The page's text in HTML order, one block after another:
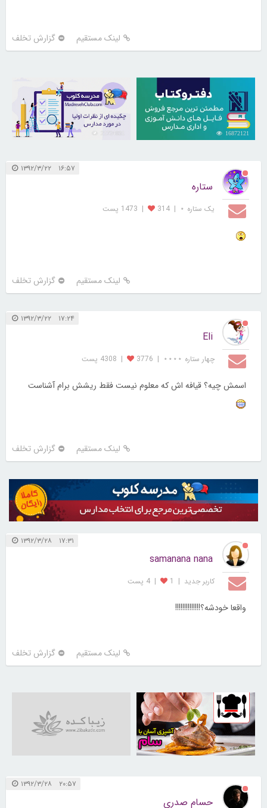
لینک مستقیم گزارش تخلف
16872121
۱۶:۵۷ ۱۳۹۲/۳/۲۲
ستاره
یک ستاره ⋆ |
314
| 1473 پست
لینک مستقیم گزارش تخلف
۱۷:۲۴ ۱۳۹۲/۳/۲۲
Eli
چهار ستاره ⋆⋆⋆⋆ |
3776
| 4308 پست
اسمش چیه؟ قیافه اش که معلوم نیست فقط ریشش برام آشناست
لینک مستقیم گزارش تخلف
۱۷:۳۱ ۱۳۹۲/۳/۲۸
samanana nana
کاربر جديد |
1
| 4 پست
واقعا خودشه؟!!!!!!!!!!!!!!
لینک مستقیم گزارش تخلف
30250736
۲۰:۵۷ ۱۳۹۲/۳/۲۸
حسام صدری